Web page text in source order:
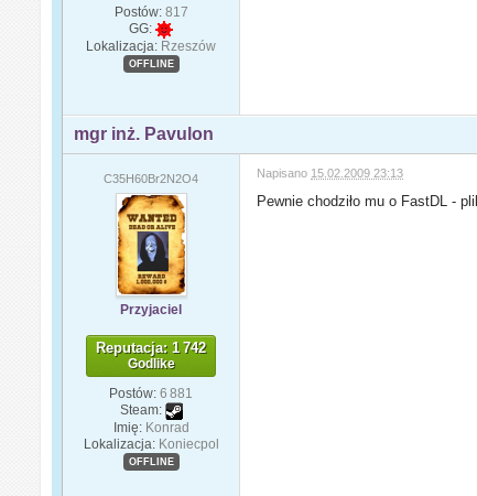
Postów: 817
GG:
Lokalizacja: Rzeszów
OFFLINE
mgr inż. Pavulon
C35H60Br2N2O4
Przyjaciel
Reputacja: 1 742
Godlike
Postów: 6 881
Steam:
Imię: Konrad
Lokalizacja: Koniecpol
OFFLINE
Napisano 15.02.2009 23:13
Pewnie chodziło mu o FastDL -